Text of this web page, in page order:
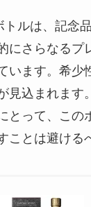
トルは、記念
にさらなるプ
います。希少
見込まれます
とって、この
ことは避ける